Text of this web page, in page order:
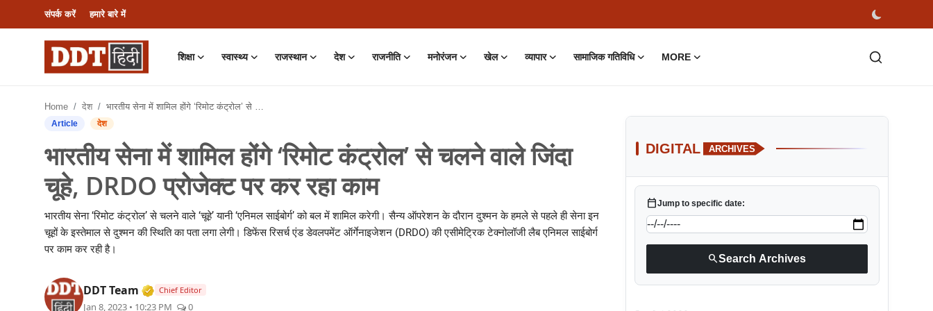
संपर्क करें हमारे बारे में
शिक्षा स्वास्थ्य राजस्थान देश राजनीति मनोरंजन खेल व्यापार सामाजिक गतिविधि MORE
हमारे बारे में
राजस्थान
Home देश भारतीय सेना में शामिल होंगे ‘रिमोट कंट्रोल’ से चलने वाले जिंदा चूहे, DRDO प्रोजेक्ट पर कर रहा काम
Article देश
भारतीय सेना में शामिल होंगे ‘रिमोट कंट्रोल’ से चलने वाले जिंदा
चूहे, DRDO प्रोजेक्ट पर कर रहा काम
भारतीय सेना ‘रिमोट कंट्रोल’ से चलने वाले ‘चूहे’ यानी ‘एनिमल साईबोर्ग’ को बल में शामिल करेगी। सैन्य ऑपरेशन के दौरान दुश्मन के हमले से पहले ही सेना इन
चूहों के इस्तेमाल से दुश्मन की स्थिति का पता लगा लेगी। डिफेंस रिसर्च एंड डेवलपमेंट ऑर्गेनाइजेशन (DRDO) की एसीमेट्रिक टेक्नोलॉजी लैब एनिमल साईबोर्ग
पर काम कर रही है।
DDT Team Verified Media or Organization • 01 Aug, 2026
Chief Editor
Jan 8, 2023 • 10:23 PM 0
DIGITAL ARCHIVES
calendar_todayJump to specific date:
searchSearch Archives